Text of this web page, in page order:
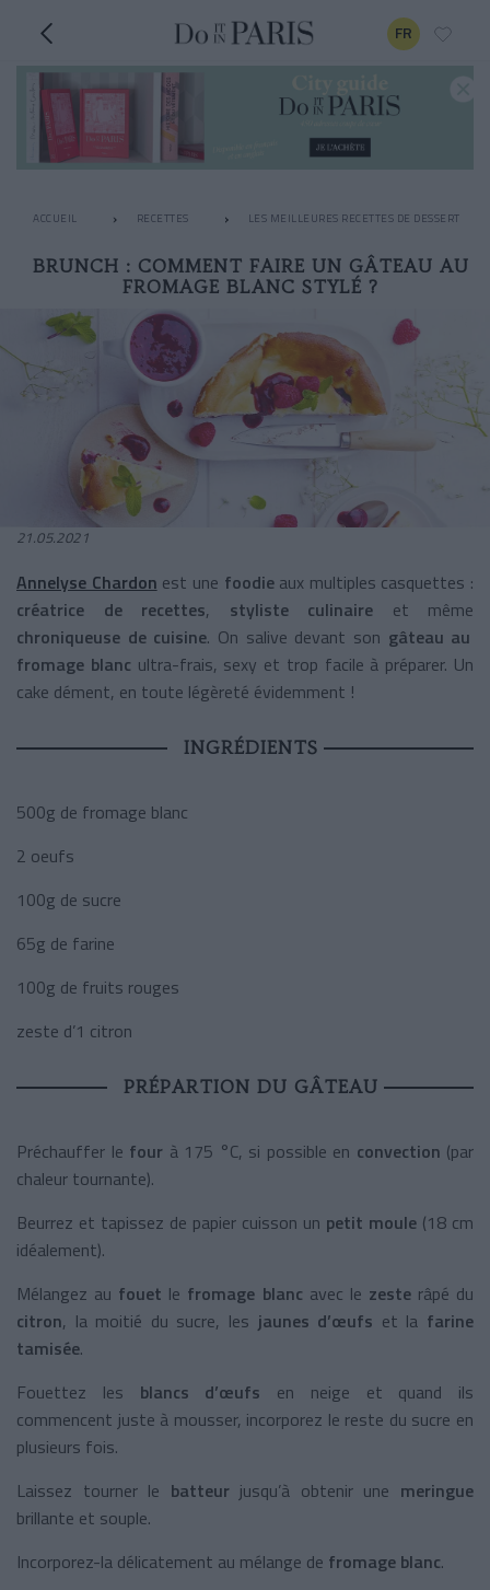
FR
ACCUEIL RECETTES LES MEILLEURES RECETTES DE DESSERT
BRUNCH : COMMENT FAIRE UN GÂTEAU AU
FROMAGE BLANC STYLÉ ?
21.05.2021
Annelyse Chardon est une foodieaux multiples casquettes :
créatrice de recettes, styliste culinaire et même
chroniqueuse de cuisine. On salive devant son gâteau au
fromage blanc ultra-frais, sexy et trop facile à préparer. Un
cake dément, en toute légèreté évidemment !
INGRÉDIENTS
500g de fromage blanc
2 oeufs
100g de sucre
65g de farine
100g de fruits rouges
zeste d’1 citron
PRÉPARTION DU GÂTEAU
Préchauffer le four à 175 °C, si possible en convection (par
chaleur tournante).
Beurrez et tapissez de papier cuisson un petit moule (18 cm
idéalement).
Mélangez au fouet le fromage blanc avec le zesterâpé du
citron, la moitié du sucre, les jaunes d’œufs et la farine
tamisée.
Fouettez les blancs d’œufs en neige et quand ils
commencent juste à mousser, incorporez le reste du sucre en
plusieurs fois.
Laissez tourner le batteur jusqu’à obtenir une meringue
brillante et souple.
Incorporez-la délicatement au mélange de fromage blanc.